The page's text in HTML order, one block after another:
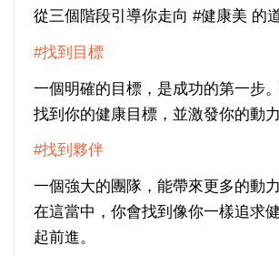
從三個階段引導你走向 #健康美 的
#找到目標
一個明確的目標，是成功的第一步
找到你的健康目標，並激發你的動力
#找到夥伴
一個強大的團隊，能帶來更多的動力
在這當中，你會找到像你一樣追求
起前進。